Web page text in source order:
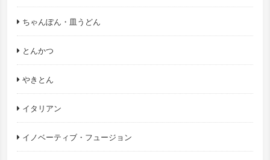
ちゃんぽん・皿うどん
とんかつ
やきとん
イタリアン
イノベーティブ・フュージョン